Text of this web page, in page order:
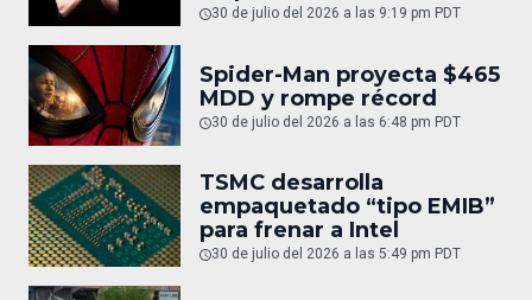
30 de julio del 2026 a las 9:19 pm PDT
Spider-Man proyecta $465
MDD y rompe récord
30 de julio del 2026 a las 6:48 pm PDT
TSMC desarrolla
empaquetado “tipo EMIB”
para frenar a Intel
30 de julio del 2026 a las 5:49 pm PDT